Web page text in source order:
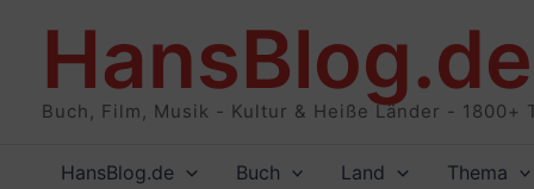
HansBlog.de
Buch, Film, Musik - Kultur & Heiße Länder - 1800+
HansBlog.de Buch Land Thema